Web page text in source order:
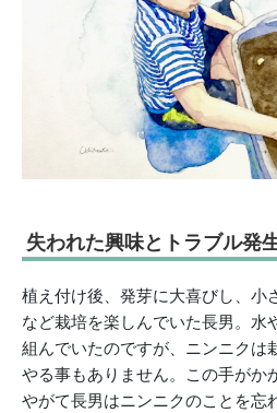
失われた興味とトラブル発
植え付け後、発芽に大喜びし、小
など栽培を楽しんでいた長男。水
組んでいたのですが、ニンニクは
やる事もありません。この手がか
やがて長男はニンニクのことを忘